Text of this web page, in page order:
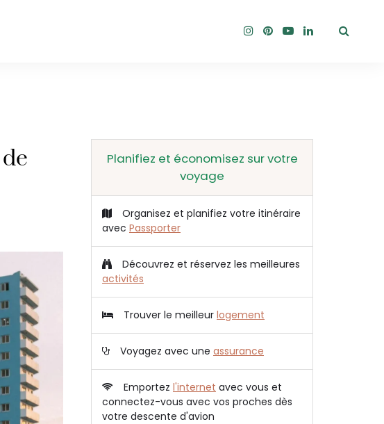
Planifiez et économisez sur votre
voyage
Organisez et planifiez votre itinéraire
avec Passporter
Découvrez et réservez les meilleures
activités
Trouver le meilleur logement
Voyagez avec une assurance
Emportez l'internet avec vous et
connectez-vous avec vos proches dès
votre descente d'avion